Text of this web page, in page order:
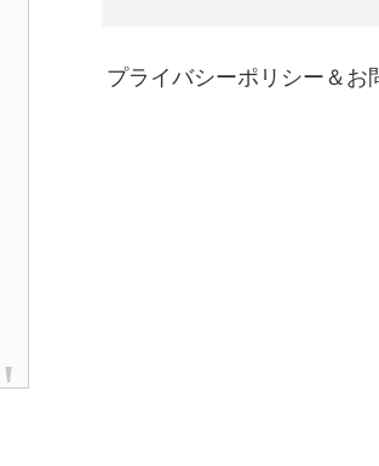
プライバシーポリシー＆お